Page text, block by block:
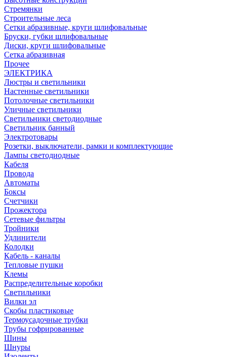
Стремянки
Строительные леса
Сетки абразивные, круги шлифовальные
Бруски, губки шлифовальные
Диски, круги шлифовальные
Сетка абразивная
Прочее
ЭЛЕКТРИКА
Люстры и светильники
Настенные светильники
Потолочные светильники
Уличные светильники
Светильники светодиодные
Светильник банный
Электротовары
Розетки, выключатели, рамки и комплектующие
Лампы светодиодные
Кабеля
Провода
Автоматы
Боксы
Счетчики
Прожектора
Сетевые фильтры
Тройники
Удлинители
Колодки
Кабель - каналы
Тепловые пушки
Клемы
Распределительные коробки
Светильники
Вилки эл
Скобы пластиковые
Термоусадочные трубки
Трубы гофрированные
Шины
Шнуры